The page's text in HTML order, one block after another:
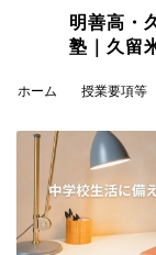
明善高・
塾｜久留
ホーム 授業要項等